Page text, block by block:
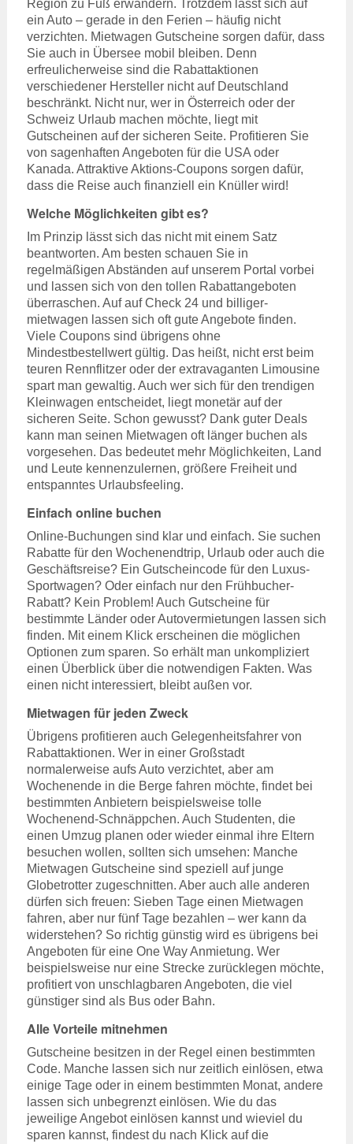
Region zu Fuß erwandern. Trotzdem lässt sich auf
ein Auto – gerade in den Ferien – häufig nicht
verzichten. Mietwagen Gutscheine sorgen dafür, dass
Sie auch in Übersee mobil bleiben. Denn
erfreulicherweise sind die Rabattaktionen
verschiedener Hersteller nicht auf Deutschland
beschränkt. Nicht nur, wer in Österreich oder der
Schweiz Urlaub machen möchte, liegt mit
Gutscheinen auf der sicheren Seite. Profitieren Sie
von sagenhaften Angeboten für die USA oder
Kanada. Attraktive Aktions-Coupons sorgen dafür,
dass die Reise auch finanziell ein Knüller wird!
Welche Möglichkeiten gibt es?
Im Prinzip lässt sich das nicht mit einem Satz
beantworten. Am besten schauen Sie in
regelmäßigen Abständen auf unserem Portal vorbei
und lassen sich von den tollen Rabattangeboten
überraschen. Auf auf Check 24 und billiger-
mietwagen lassen sich oft gute Angebote finden.
Viele Coupons sind übrigens ohne
Mindestbestellwert gültig. Das heißt, nicht erst beim
teuren Rennflitzer oder der extravaganten Limousine
spart man gewaltig. Auch wer sich für den trendigen
Kleinwagen entscheidet, liegt monetär auf der
sicheren Seite. Schon gewusst? Dank guter Deals
kann man seinen Mietwagen oft länger buchen als
vorgesehen. Das bedeutet mehr Möglichkeiten, Land
und Leute kennenzulernen, größere Freiheit und
entspanntes Urlaubsfeeling.
Einfach online buchen
Online-Buchungen sind klar und einfach. Sie suchen
Rabatte für den Wochenendtrip, Urlaub oder auch die
Geschäftsreise? Ein Gutscheincode für den Luxus-
Sportwagen? Oder einfach nur den Frühbucher-
Rabatt? Kein Problem! Auch Gutscheine für
bestimmte Länder oder Autovermietungen lassen sich
finden. Mit einem Klick erscheinen die möglichen
Optionen zum sparen. So erhält man unkompliziert
einen Überblick über die notwendigen Fakten. Was
einen nicht interessiert, bleibt außen vor.
Mietwagen für jeden Zweck
Übrigens profitieren auch Gelegenheitsfahrer von
Rabattaktionen. Wer in einer Großstadt
normalerweise aufs Auto verzichtet, aber am
Wochenende in die Berge fahren möchte, findet bei
bestimmten Anbietern beispielsweise tolle
Wochenend-Schnäppchen. Auch Studenten, die
einen Umzug planen oder wieder einmal ihre Eltern
besuchen wollen, sollten sich umsehen: Manche
Mietwagen Gutscheine sind speziell auf junge
Globetrotter zugeschnitten. Aber auch alle anderen
dürfen sich freuen: Sieben Tage einen Mietwagen
fahren, aber nur fünf Tage bezahlen – wer kann da
widerstehen? So richtig günstig wird es übrigens bei
Angeboten für eine One Way Anmietung. Wer
beispielsweise nur eine Strecke zurücklegen möchte,
profitiert von unschlagbaren Angeboten, die viel
günstiger sind als Bus oder Bahn.
Alle Vorteile mitnehmen
Gutscheine besitzen in der Regel einen bestimmten
Code. Manche lassen sich nur zeitlich einlösen, etwa
einige Tage oder in einem bestimmten Monat, andere
lassen sich unbegrenzt einlösen. Wie du das
jeweilige Angebot einlösen kannst und wieviel du
sparen kannst, findest du nach Klick auf die